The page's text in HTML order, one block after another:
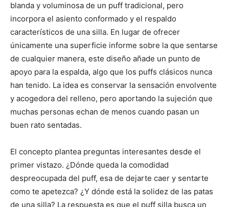
blanda y voluminosa de un puff tradicional, pero
incorpora el asiento conformado y el respaldo
característicos de una silla. En lugar de ofrecer
únicamente una superficie informe sobre la que sentarse
de cualquier manera, este diseño añade un punto de
apoyo para la espalda, algo que los puffs clásicos nunca
han tenido. La idea es conservar la sensación envolvente
y acogedora del relleno, pero aportando la sujeción que
muchas personas echan de menos cuando pasan un
buen rato sentadas.
El concepto plantea preguntas interesantes desde el
primer vistazo. ¿Dónde queda la comodidad
despreocupada del puff, esa de dejarte caer y sentarte
como te apetezca? ¿Y dónde está la solidez de las patas
de una silla? La respuesta es que el puff silla busca un